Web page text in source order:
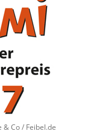
& Co / Feibel.de